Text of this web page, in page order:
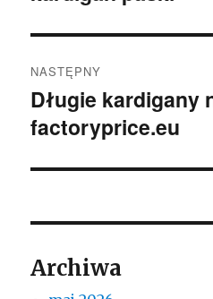
NASTĘPNY
Następny
wpis:
Długie kardigany
factoryprice.eu
Archiwa